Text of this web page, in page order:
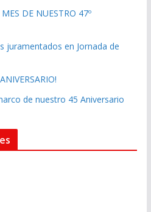
DE NUESTRO 47º
juramentados en Jornada de
de nuestro 45 Aniversario